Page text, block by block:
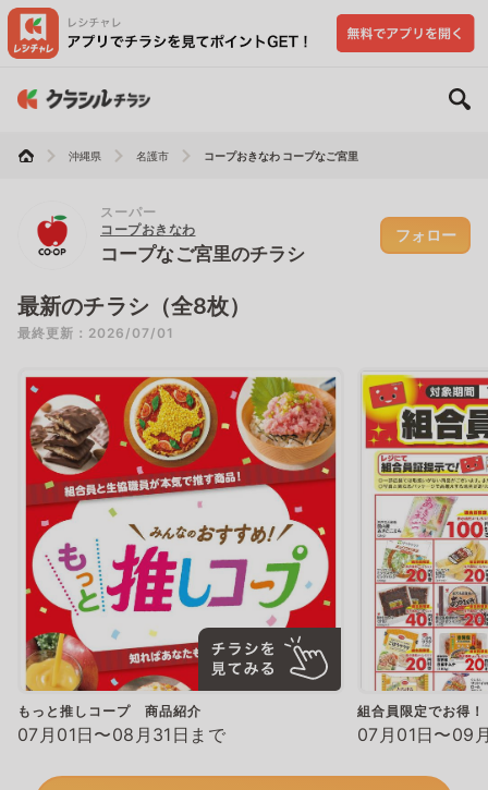
沖縄県 名護市 コープおきなわ コープなご宮里
スーパー
コープおきなわ
コープなご宮里のチラシ
フォロー
最新のチラシ（全8枚）
最終更新：2026/07/01
もっと推しコープ 商品紹介
07月01日〜08月31日まで
組合員限定でお得！
07月01日〜09